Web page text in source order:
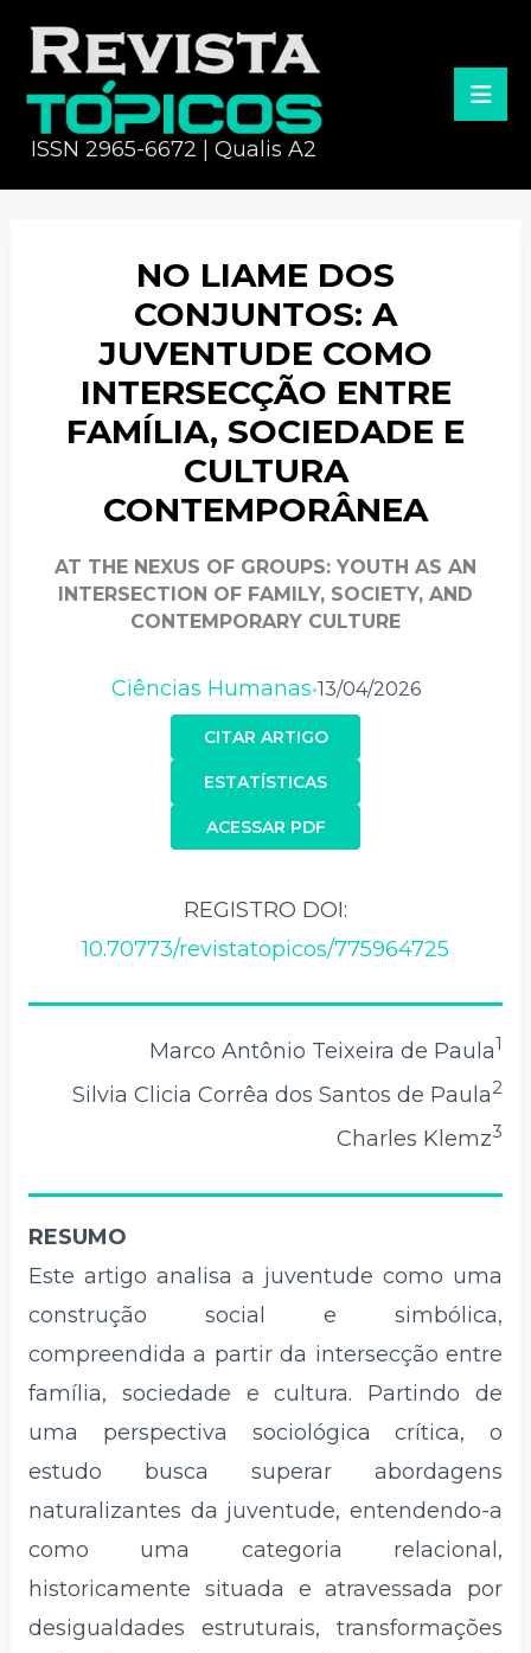
ISSN 2965-6672 | Qualis A2
NO LIAME DOS
CONJUNTOS: A
JUVENTUDE COMO
INTERSECÇÃO ENTRE
FAMÍLIA, SOCIEDADE E
CULTURA
CONTEMPORÂNEA
AT THE NEXUS OF GROUPS: YOUTH AS AN
INTERSECTION OF FAMILY, SOCIETY, AND
CONTEMPORARY CULTURE
Ciências Humanas•13/04/2026
CITAR ARTIGO
ACESSAR PDF
ESTATÍSTICAS
REGISTRO DOI:
10.70773/revistatopicos/775964725
Marco Antônio Teixeira de Paula1
Silvia Clicia Corrêa dos Santos de Paula2
Charles Klemz3
RESUMO
Este artigo analisa a juventude como uma
construção social e simbólica,
compreendida a partir da intersecção entre
família, sociedade e cultura. Partindo de
uma perspectiva sociológica crítica, o
estudo busca superar abordagens
naturalizantes da juventude, entendendo-a
como uma categoria relacional,
historicamente situada e atravessada por
desigualdades estruturais, transformações